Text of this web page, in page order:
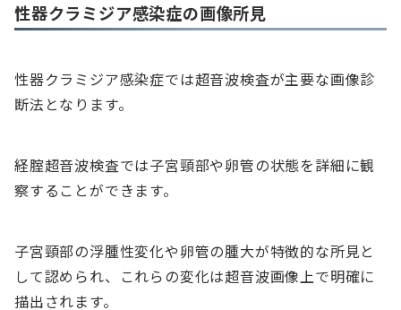
性器クラミジア感染症の画像所見
性器クラミジア感染症では超音波検査が主要な画像診
断法となります。
経腟超音波検査では子宮頸部や卵管の状態を詳細に観
察することができます。
子宮頸部の浮腫性変化や卵管の腫大が特徴的な所見と
して認められ、これらの変化は超音波画像上で明確に
描出されます。